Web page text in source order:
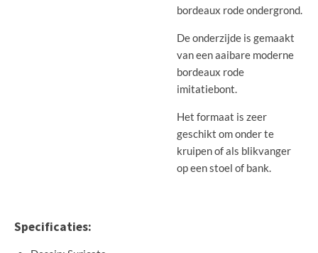
bordeaux rode ondergrond.
De onderzijde is gemaakt
van een aaibare moderne
bordeaux rode
imitatiebont.
Het formaat is zeer
geschikt om onder te
kruipen of als blikvanger
op een stoel of bank.
Specificaties: